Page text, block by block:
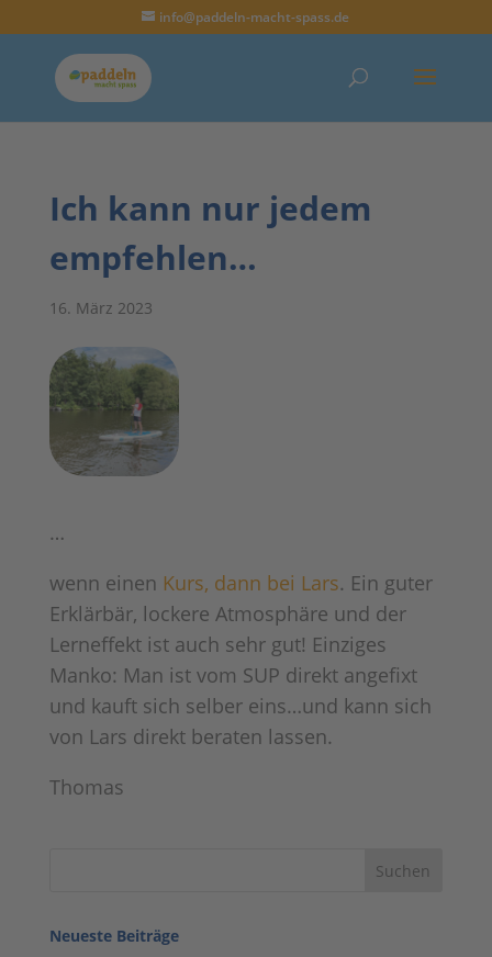
info@paddeln-macht-spass.de
Ich kann nur jedem
empfehlen…
16. März 2023
…
wenn einen Kurs, dann bei Lars. Ein guter
Erklärbär, lockere Atmosphäre und der
Lerneffekt ist auch sehr gut! Einziges
Manko: Man ist vom SUP direkt angefixt
und kauft sich selber eins…und kann sich
von Lars direkt beraten lassen.
Thomas
Neueste Beiträge